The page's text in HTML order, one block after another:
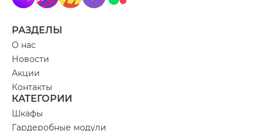
РАЗДЕЛЫ
О нас
Новости
Акции
Контакты
КАТЕГОРИИ
Шкафы
Гардеробные модули